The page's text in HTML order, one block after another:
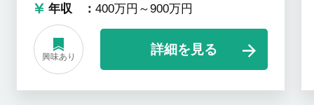
年収
400万円～900万円
興味あり
詳細を見る